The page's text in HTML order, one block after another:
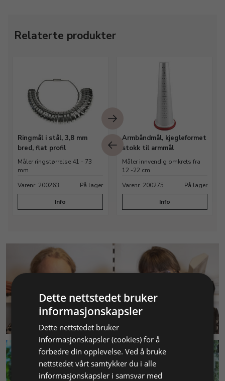
Relaterte produkter
Ringmål i stål, 3,8 mm
bred, flat profil
Måler ringstørrelse 41 - 73
mm
Varenr. 200263
På lager
Info
Armbåndmål, kjegleformet
stokk til armmål
Måler innvendig omkrets fra
12 -22 cm
Varenr. 200275
På lager
Info
KUNDESERVICE
Dette nettstedet bruker
informasjonskapsler
Dette nettstedet bruker
informasjonskapsler (cookies) for å
forbedre din opplevelse. Ved å bruke
nettstedet vårt samtykker du i alle
informasjonskapsler i samsvar med